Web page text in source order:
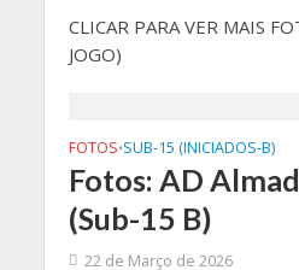
CLICAR PARA VER MAIS
JOGO)
FOTOS•SUB-15 (INICIADOS-B)
Fotos: AD
(Sub-15 B)
22 de Março de 2026